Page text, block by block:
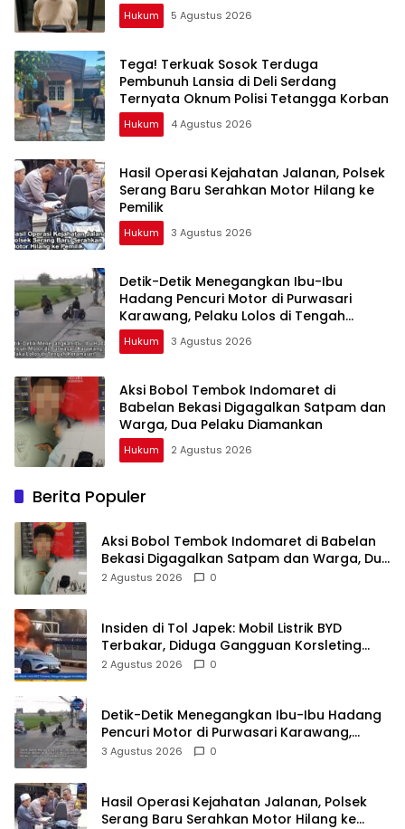
Hukum 5 Agustus 2026
Tega! Terkuak Sosok Terduga
Pembunuh Lansia di Deli Serdang
Ternyata Oknum Polisi Tetangga Korban
Hukum 4 Agustus 2026
Hasil Operasi Kejahatan Jalanan, Polsek
Serang Baru Serahkan Motor Hilang ke
Pemilik
Hukum 3 Agustus 2026
Detik-Detik Menegangkan Ibu-Ibu
Hadang Pencuri Motor di Purwasari
Karawang, Pelaku Lolos di Tengah
Keramaian!
Hukum 3 Agustus 2026
Aksi Bobol Tembok Indomaret di
Babelan Bekasi Digagalkan Satpam dan
Warga, Dua Pelaku Diamankan
Hukum 2 Agustus 2026
Berita Populer
Aksi Bobol Tembok Indomaret di Babelan
Bekasi Digagalkan Satpam dan Warga, Dua
Pelaku Diamankan
2 Agustus 2026 0
Insiden di Tol Japek: Mobil Listrik BYD
Terbakar, Diduga Gangguan Korsleting
Listrik
2 Agustus 2026 0
Detik-Detik Menegangkan Ibu-Ibu Hadang
Pencuri Motor di Purwasari Karawang,
Pelaku Lolos di Tengah Keramaian!
3 Agustus 2026 0
Hasil Operasi Kejahatan Jalanan, Polsek
Serang Baru Serahkan Motor Hilang ke